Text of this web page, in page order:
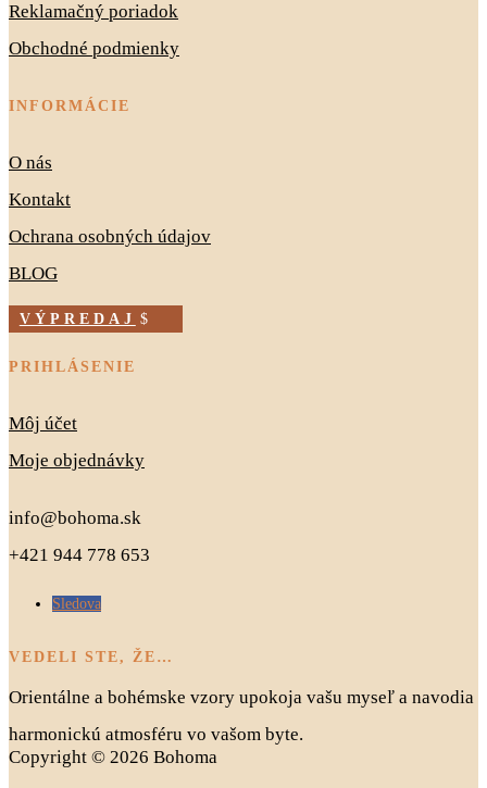
Reklamačný poriadok
Obchodné podmienky
INFORMÁCIE
O nás
Kontakt
Ochrana osobných údajov
BLOG
VÝPREDAJ
PRIHLÁSENIE
Môj účet
Moje objednávky
info@bohoma.sk
+421 944 778 653
Sledova
VEDELI STE, ŽE…
Orientálne a bohémske vzory upokoja vašu myseľ a navodia
harmonickú atmosféru vo vašom byte.
Copyright © 2026 Bohoma